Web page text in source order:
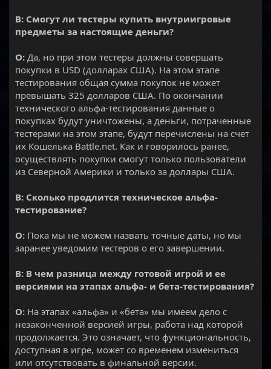
В: Смогут ли тестеры купить внутриигровые
предметы за настоящие деньги?
О: Да, но при этом тестеры должны совершать
покупки в USD (долларах США). На этом этапе
тестирования общая сумма покупок не может
превышать 325 долларов США. По окончании
технического альфа-тестирования данные о
покупках будут уничтожены, а деньги, потраченные
тестерами на этом этапе, будут перечислены на счет
их Кошелька Battle.net. Как и говорилось ранее,
осуществлять покупки смогут только пользователи
из Северной Америки и только за доллары США.
В: Сколько продлится техническое альфа-
тестирование?
О: Пока мы не можем назвать точные даты, но мы
заранее уведомим тестеров о его завершении.
В: В чем разница между готовой игрой и ее
версиями на этапах альфа- и бета-тестирования?
О: На этапах «альфа» и «бета» мы имеем дело с
незаконченной версией игры, работа над которой
продолжается. Это означает, что функциональность,
доступная в игре, может со временем измениться
или отсутствовать в финальной версии.